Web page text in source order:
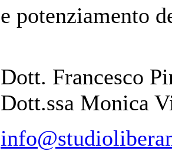
e potenziamento
Dott. Francesco
Dott.ssa Monica